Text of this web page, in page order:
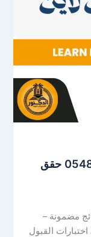
معلمة تحصيلي اون لاين 0548805918 حقق
مضمونة –
القبول